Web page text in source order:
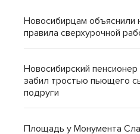
Новосибирцам объяснили
правила сверхурочной
Новосибирский пенсионер
забил тростью пьющего
подруги
Площадь у Монумента